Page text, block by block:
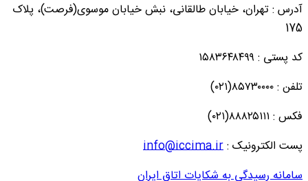
آدرس : تهران، خیابان طالقانی، نبش خیابان موسوی(فرصت)، پلاک
175
کد پستی : ۱۵۸۳۶۴۸۴۹۹
تلفن : ۸۵۷۳۰۰۰۰(۰۲۱)
فکس : ۸۸۸۲۵۱۱۱(۰۲۱)
پست الکترونیک :info@iccima.ir
سامانه رسیدگی به شکایات اتاق ایران